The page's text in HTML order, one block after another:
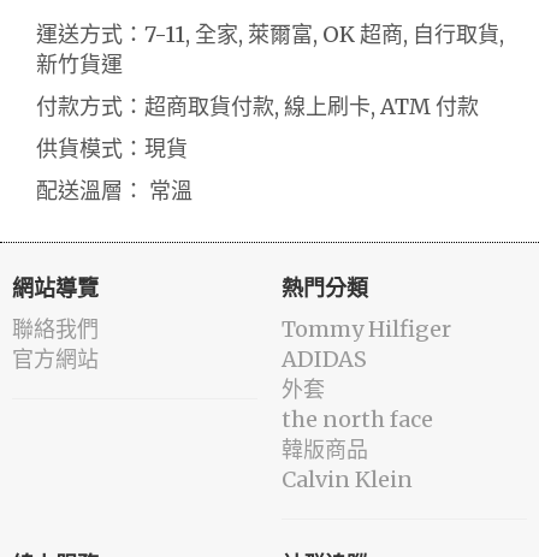
運送方式：7-11, 全家, 萊爾富, OK 超商, 自行取貨,
新竹貨運
付款方式：超商取貨付款, 線上刷卡, ATM 付款
供貨模式：現貨
配送溫層： 常溫
網站導覽
聯絡我們
官方網站
熱門分類
Tommy Hilfiger
ADIDAS
外套
the north face
韓版商品
Calvin Klein